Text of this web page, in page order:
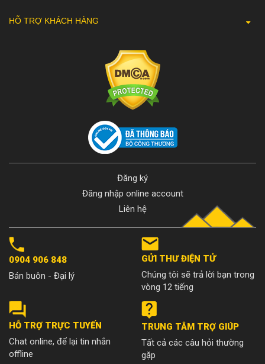
HỖ TRỢ KHÁCH HÀNG
Đăng ký
Đăng nhập online account
Liên hệ
0904 906 848
Bán buôn - Đại lý
GỬI THƯ ĐIỆN TỬ
Chúng tôi sẽ trả lời bạn trong
vòng 12 tiếng
HỖ TRỢ TRỰC TUYẾN
Chat online, để lại tin nhắn
offline
TRUNG TÂM TRỢ GIÚP
Tất cả các câu hỏi thường
gặp